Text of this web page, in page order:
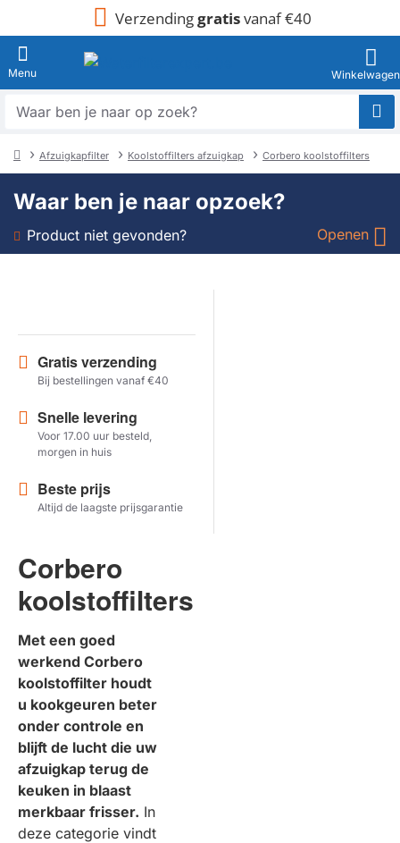
Verzendinggratisvanaf €40
Waar
zoek?
Afzuigkapfilter Koolstoffilters afzuigkap Corbero koolstoffilters
Waar ben je naar opzoek?
Product niet gevonden? Openen
Model
Herstel zoekopdracht
Gratis verzending
Bij bestellingen vanaf €40
Snelle levering
Voor 17.00 uur besteld,
morgen in huis
Beste prijs
Altijd de laagste prijsgarantie
Corbero
koolstoffilters
Met een goed
werkend Corbero
koolstoffilter houdt
u kookgeuren beter
onder controle en
blijft de lucht die uw
afzuigkap terug de
keuken in blaast
merkbaar frisser. In
deze categorie vindt